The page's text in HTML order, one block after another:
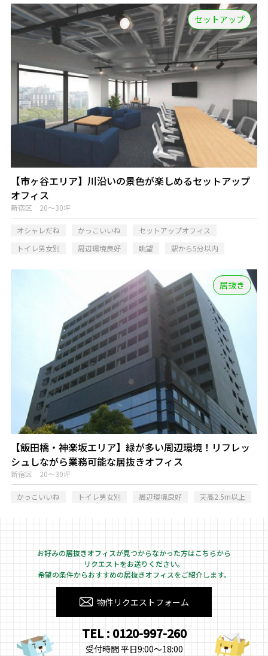
セットアップ
【市ヶ谷エリア】川沿いの景色が楽しめるセットアップ
オフィス
新宿区 20～30坪
オシャレだね かっこいいね
セットアップオフィス
トイレ男女別
周辺環境良好 眺望 駅から5分以内
居抜き
【飯田橋・神楽坂エリア】緑が多い周辺環境！リフレッ
シュしながら業務可能な居抜きオフィス
新宿区 20～30坪
かっこいいね トイレ男女別 周辺環境良好 天高2.5m以上
お好みの居抜きオフィスが見つからなかった方はこちらから
リクエストをお送りください。
希望の条件からおすすめの居抜きオフィスをご紹介します。
物件リクエストフォーム
TEL : 0120-997-260
受付時間 平日9:00～18:00